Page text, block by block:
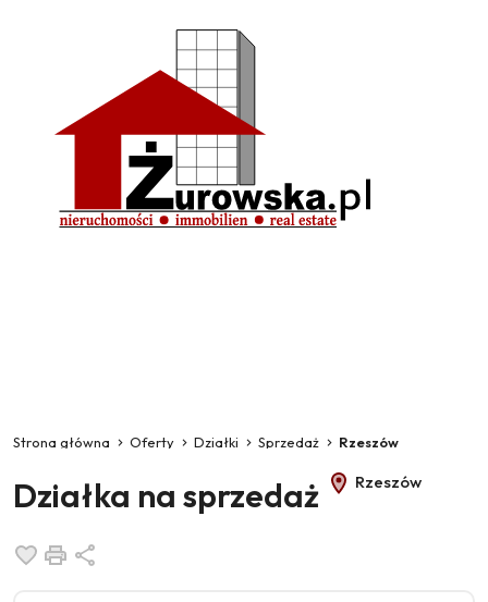
Strona główna Oferty Działki Sprzedaż Rzeszów
Działka na sprzedaż Rzeszów
Dodaj do ulubionych
Drukuj